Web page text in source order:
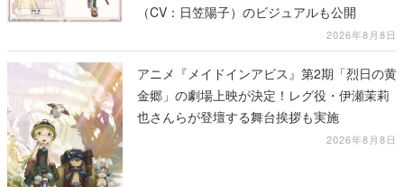
（CV：日笠陽子）のビジュアルも公開
2026年8月8日
アニメ『メイドインアビス』第2期「烈日の黄
金郷」の劇場上映が決定！レグ役・伊瀬茉莉
也さんらが登壇する舞台挨拶も実施
2026年8月8日